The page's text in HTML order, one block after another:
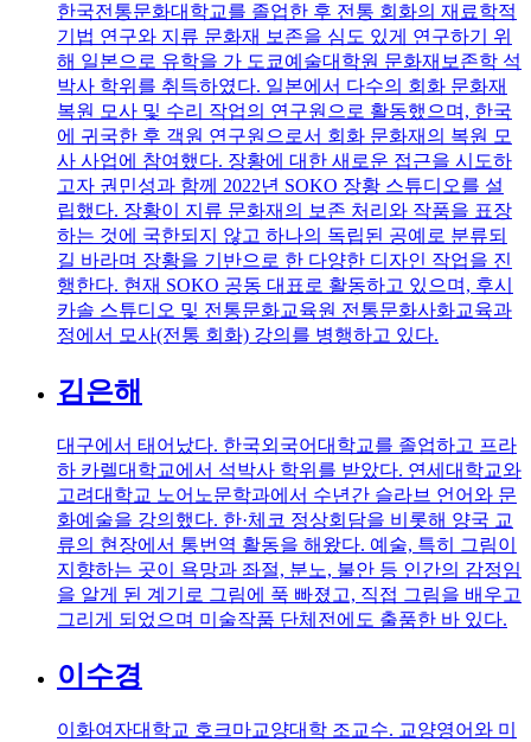
한국전통문화대학교를 졸업한 후 전통 회화의 재료학적
기법 연구와 지류 문화재 보존을 심도 있게 연구하기 위
해 일본으로 유학을 가 도쿄예술대학원 문화재보존학 석
박사 학위를 취득하였다. 일본에서 다수의 회화 문화재
복원 모사 및 수리 작업의 연구원으로 활동했으며, 한국
에 귀국한 후 객원 연구원으로서 회화 문화재의 복원 모
사 사업에 참여했다. 장황에 대한 새로운 접근을 시도하
고자 권민성과 함께 2022년 SOKO 장황 스튜디오를 설
립했다. 장황이 지류 문화재의 보존 처리와 작품을 표장
하는 것에 국한되지 않고 하나의 독립된 공예로 분류되
길 바라며 장황을 기반으로 한 다양한 디자인 작업을 진
행한다. 현재 SOKO 공동 대표로 활동하고 있으며, 후시
카솔 스튜디오 및 전통문화교육원 전통문화사화교육과
정에서 모사(전통 회화) 강의를 병행하고 있다.
김은해
대구에서 태어났다. 한국외국어대학교를 졸업하고 프라
하 카렐대학교에서 석박사 학위를 받았다. 연세대학교와
고려대학교 노어노문학과에서 수년간 슬라브 언어와 문
화예술을 강의했다. 한·체코 정상회담을 비롯해 양국 교
류의 현장에서 통번역 활동을 해왔다. 예술, 특히 그림이
지향하는 곳이 욕망과 좌절, 분노, 불안 등 인간의 감정임
을 알게 된 계기로 그림에 푹 빠졌고, 직접 그림을 배우고
그리게 되었으며 미술작품 단체전에도 출품한 바 있다.
이수경
이화여자대학교 호크마교양대학 조교수. 교양영어와 미